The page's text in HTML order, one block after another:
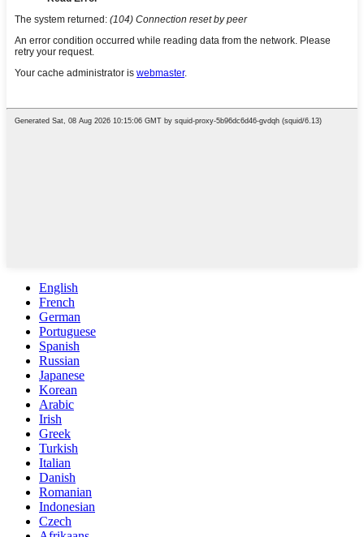
English
French
German
Portuguese
Spanish
Russian
Japanese
Korean
Arabic
Irish
Greek
Turkish
Italian
Danish
Romanian
Indonesian
Czech